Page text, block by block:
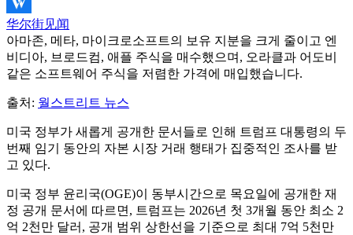
华尔街见闻
아마존, 메타, 마이크로소프트의 보유 지분을 크게 줄이고 엔
비디아, 브로드컴, 애플 주식을 매수했으며, 오라클과 어도비
같은 소프트웨어 주식을 저렴한 가격에 매입했습니다.
출처: 월스트리트 뉴스
미국 정부가 새롭게 공개한 문서들로 인해 트럼프 대통령의 두
번째 임기 동안의 자본 시장 거래 행태가 집중적인 조사를 받
고 있다.
미국 정부 윤리국(OGE)이 동부시간으로 목요일에 공개한 재
정 공개 문서에 따르면, 트럼프는 2026년 첫 3개월 동안 최소 2
억 2천만 달러, 공개 범위 상한선을 기준으로 최대 7억 5천만